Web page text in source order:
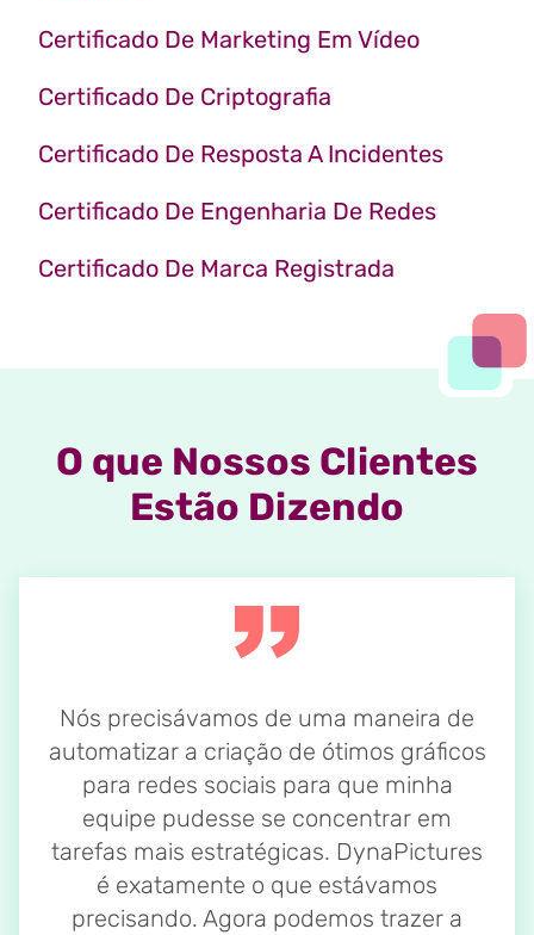
Certificado De Marketing Em Vídeo
Certificado De Criptografia
Certificado De Resposta A Incidentes
Certificado De Engenharia De Redes
Certificado De Marca Registrada
O que Nossos Clientes
Estão Dizendo
Nós precisávamos de uma maneira de
automatizar a criação de ótimos gráficos
para redes sociais para que minha
equipe pudesse se concentrar em
tarefas mais estratégicas. DynaPictures
é exatamente o que estávamos
precisando. Agora podemos trazer a